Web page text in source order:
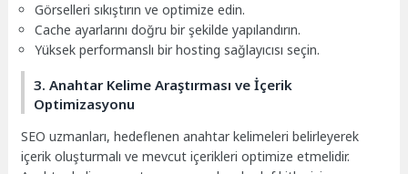
Görselleri sıkıştırın ve optimize edin.
Cache ayarlarını doğru bir şekilde yapılandırın.
Yüksek performanslı bir hosting sağlayıcısı seçin.
3. Anahtar Kelime Araştırması ve İçerik
Optimizasyonu
SEO uzmanları, hedeflenen anahtar kelimeleri belirleyerek
içerik oluşturmalı ve mevcut içerikleri optimize etmelidir.